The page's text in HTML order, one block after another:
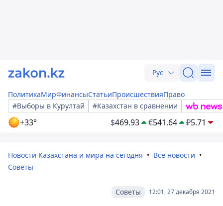
Рус
ПолитикаМирФинансыСтатьиПроисшествияПраво
#Выборы в Курултай
#Казахстан в сравнении
+33° $469.93 €541.64 ₽5.71
Новости Казахстана и мира на сегодня
Все новости
Советы
12:01, 27 декабря 2021
Советы